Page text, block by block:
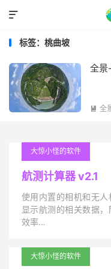

标签：桃曲坡
全景
 全
大惊小怪的软件
航测计算器 v2.1
使用内置的相机和无
显示航测的相关数据
效率…
大惊小怪的软件